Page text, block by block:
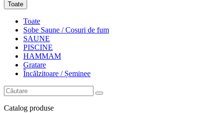
Toate
Toate
Sobe Saune / Cosuri de fum
SAUNE
PISCINE
HAMMAM
Gratare
Încălzitoare / Șeminee
Catalog produse